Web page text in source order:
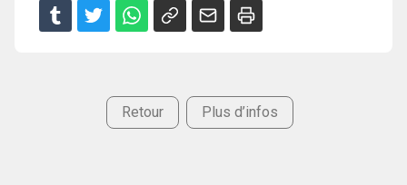
Retour Plus d’infos